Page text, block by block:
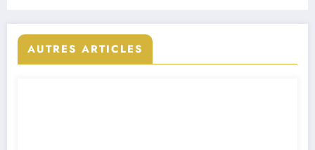
AUTRES ARTICLES